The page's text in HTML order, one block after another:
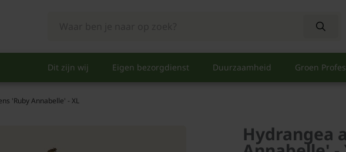
Dit zijn wij Eigen bezorgdienst Duurzaamheid Groen
'Ruby Annabelle' - XL
Hydrangea